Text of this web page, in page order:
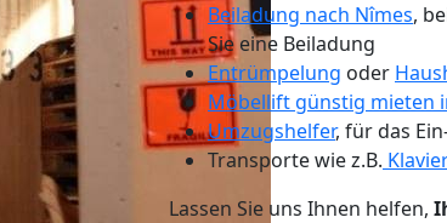
Beiladung nach Nîmes,
Sie eine Beiladung
Entrümpelung oder
Möbellift günstig mieten
Umzugshelfer, für das
Transporte wie z.B.
Lassen Sie uns Ihnen helfen,